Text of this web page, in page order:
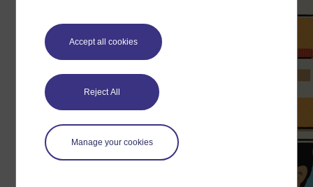
Accept all cookies
Reject All
Manage your cookies